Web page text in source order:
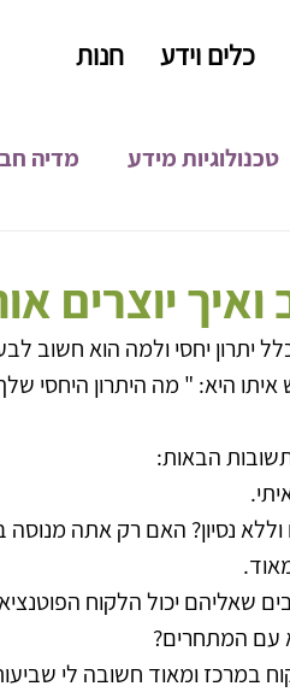
כלים וידע חנות
טכנולוגיות מידע מדיה
יוצרים
יתרון יחסי ולמה הוא חשוב
היא: " מה היתרון היחסי
הבאות:
נסיון? האם רק אתה
שאליהם יכול הלקוח
עם המתחרים?
ומאוד חשובה לי